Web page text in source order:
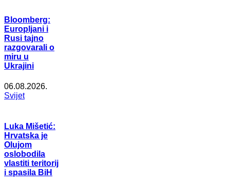
Bloomberg:
Europljani i
Rusi tajno
razgovarali o
miru u
Ukrajini
06.08.2026.
Svijet
Luka Mišetić:
Hrvatska je
Olujom
oslobodila
vlastiti teritorij
i spasila BiH